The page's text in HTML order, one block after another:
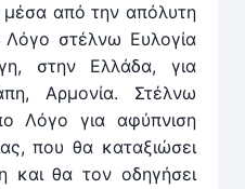
μέσα από την απόλυτη
στέλνω Ευλογία
στην Ελλάδα, για
Αρμονία. Στέλνω
Λόγο για αφύπνιση
που θα καταξιώσει
και θα τον οδηγήσει